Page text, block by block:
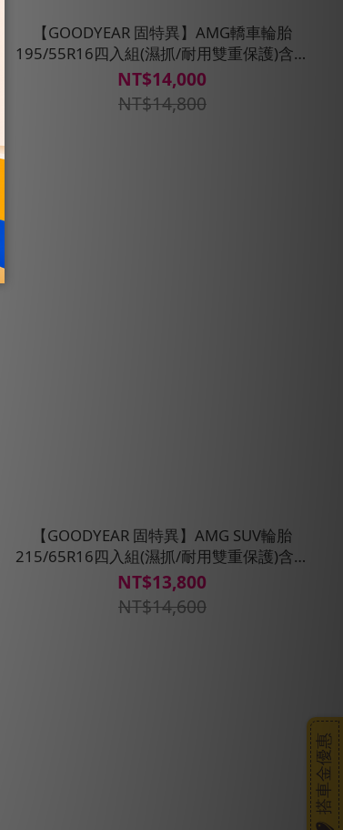
【GOODYEAR 固特異】AMG轎車輪胎
195/55R16四入組(濕抓/耐用雙重保護)含安
裝定位平衡
NT$14,000
NT$14,800
【GOODYEAR 固特異】AMG SUV輪胎
215/65R16四入組(濕抓/耐用雙重保護)含安
裝定位平衡
NT$13,800
NT$14,600
搭車金優惠